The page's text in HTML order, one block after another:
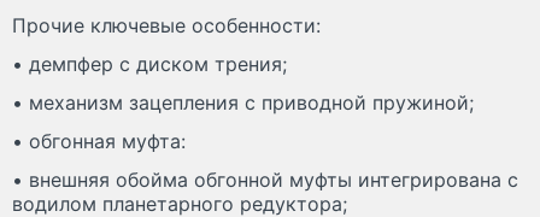
Прочие ключевые особенности:
• демпфер с диском трения;
• механизм зацепления с приводной пружиной;
• обгонная муфта:
• внешняя обойма обгонной муфты интегрирована с
водилом планетарного редуктора;